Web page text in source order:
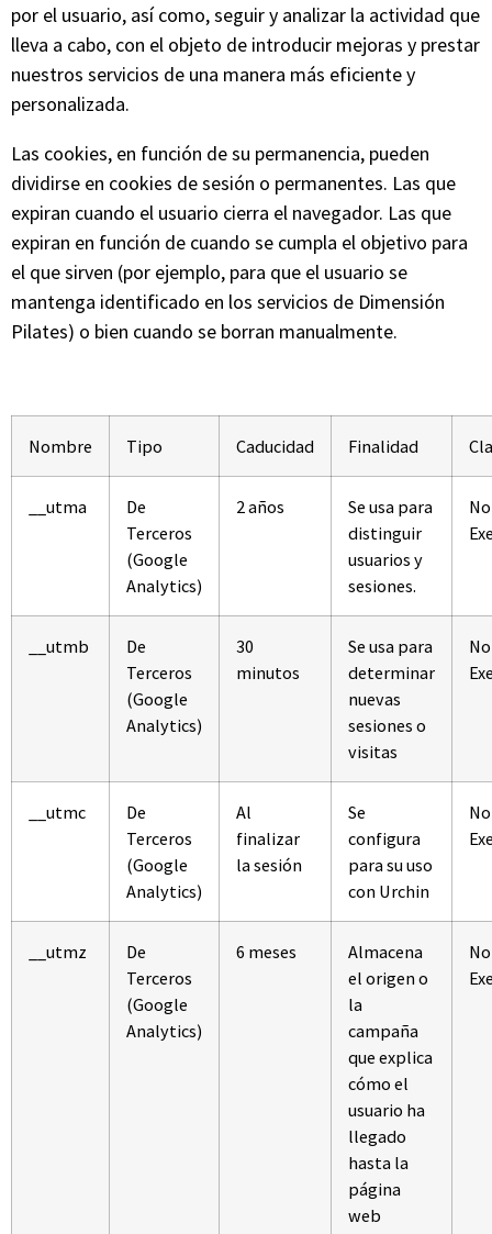
por el usuario, así como, seguir y analizar la actividad que
lleva a cabo, con el objeto de introducir mejoras y prestar
nuestros servicios de una manera más eficiente y
personalizada.
Las cookies, en función de su permanencia, pueden
dividirse en cookies de sesión o permanentes. Las que
expiran cuando el usuario cierra el navegador. Las que
expiran en función de cuando se cumpla el objetivo para
el que sirven (por ejemplo, para que el usuario se
mantenga identificado en los servicios de Dimensión
Pilates) o bien cuando se borran manualmente.
Nombre Tipo Caducidad Finalidad
__utma
De
Terceros
(Google
Analytics)
2 años
Se usa para
distinguir
usuarios y
sesiones.
No
__utmb
De
Terceros
(Google
Analytics)
30
minutos
Se usa para
determinar
nuevas
sesiones o
visitas
No
__utmc
De
Terceros
(Google
Analytics)
Al
finalizar
la sesión
Se
configura
para su uso
con Urchin
No
__utmz
De
Terceros
(Google
Analytics)
6 meses
Almacena
el origen o
la
campaña
que explica
cómo el
usuario ha
llegado
hasta la
página
web
No